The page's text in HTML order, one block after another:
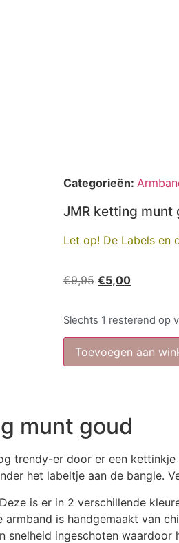
Categorieën:
JMR ketting munt
Let op! De Labels en
€9,95 €5,00
Slechts 1 resterend op
Toevoegen aan
munt goud
trendy-er door er een
het labeltje aan de bangle.
is er in 2 verschillende
is handgemaakt van
ingeschoten